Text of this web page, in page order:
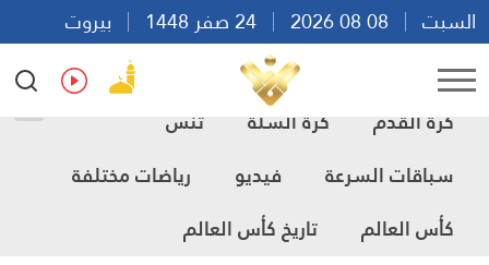
السبت
بيروت
00:37
Ar
كرة القدم كرة السلة
تنس
سباقات السرعة
فيديو
رياضات مختلفة
كأس العالم
تاريخ كأس العالم